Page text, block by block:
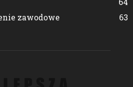
zawodowe
63